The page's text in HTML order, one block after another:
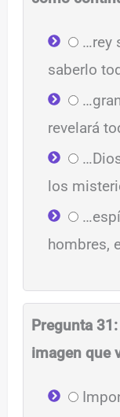
…rey
saberlo
revelará
los
hombres,
Pregunta
imagen que